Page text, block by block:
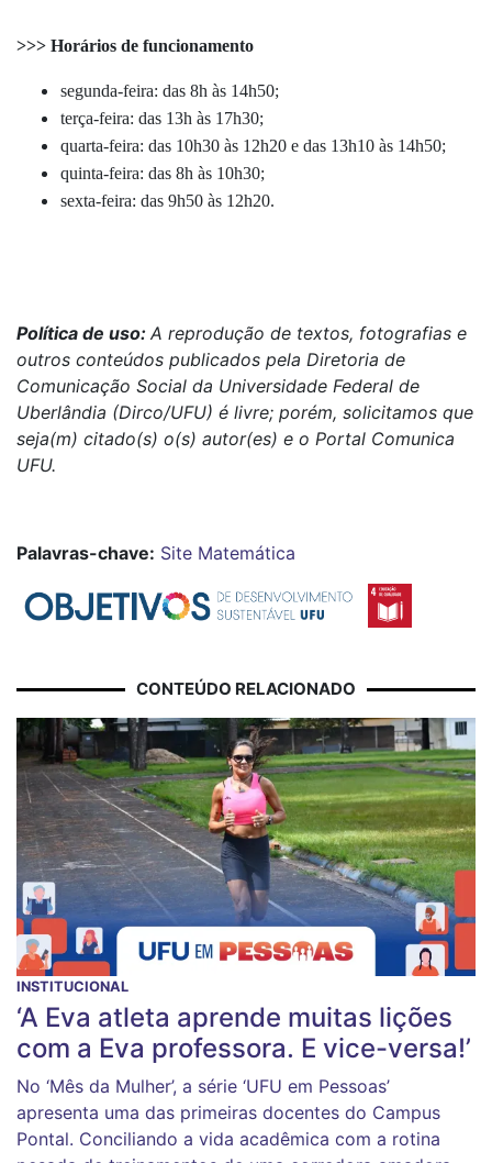
>>> Horários de funcionamento
segunda-feira: das 8h às 14h50;
terça-feira: das 13h às 17h30;
quarta-feira: das 10h30 às 12h20 e das 13h10 às 14h50;
quinta-feira: das 8h às 10h30;
sexta-feira: das 9h50 às 12h20.
Política de uso: A reprodução de textos, fotografias e
outros conteúdos publicados pela Diretoria de
Comunicação Social da Universidade Federal de
Uberlândia (Dirco/UFU) é livre; porém, solicitamos que
seja(m) citado(s) o(s) autor(es) e o Portal Comunica
UFU.
Palavras-chave: Site Matemática
CONTEÚDO RELACIONADO
INSTITUCIONAL
‘A Eva atleta aprende muitas lições
com a Eva professora. E vice-versa!’
No ‘Mês da Mulher’, a série ‘UFU em Pessoas’
apresenta uma das primeiras docentes do Campus
Pontal. Conciliando a vida acadêmica com a rotina